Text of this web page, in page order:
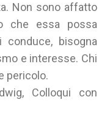
Non sono affatto
che essa possa
bisogna
e interesse. Chi
pericolo.
Colloqui con